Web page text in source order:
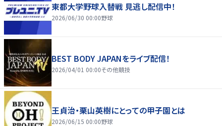
東都大学野球入替戦 見逃し配信中！
2026/06/30 00:00野球
BEST BODY JAPANをライブ配信！
2026/04/01 00:00その他競技
王貞治・栗山英樹にとっての甲子園とは
2026/06/15 00:00野球